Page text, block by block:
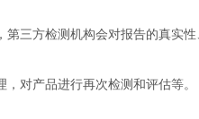
三方检测机构会对报告的真实性
对产品进行再次检测和评估等。